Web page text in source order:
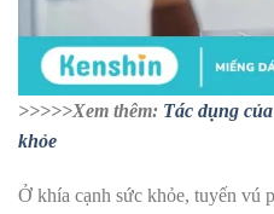
>>>>>Xem thêm: Tác dụng
khỏe
Ở khía cạnh sức khỏe, tuyến vú